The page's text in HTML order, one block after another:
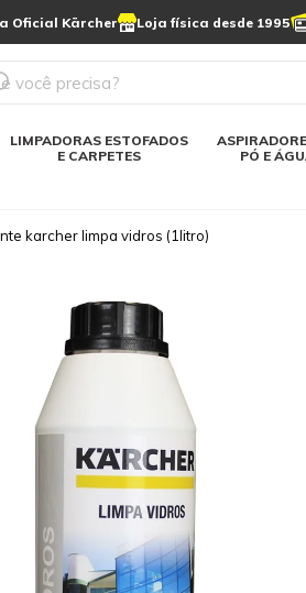
Oficial Kärcher Loja física desde 1995
LIMPADORAS ESTOFADOS
E CARPETES
PÓ E
Linha a
Lavadoras automática
Varredeiras automática
digitais
Limpeza de
solar
karcher limpa vidros (1litro)